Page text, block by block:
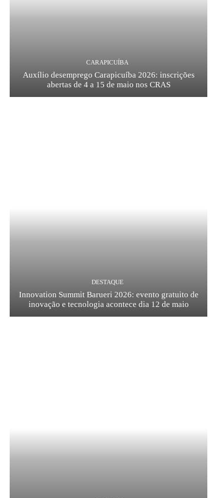
CARAPICUÍBA
Auxílio desemprego Carapicuíba 2026: inscrições
abertas de 4 a 15 de maio nos CRAS
DESTAQUE
Innovation Summit Barueri 2026: evento gratuito de
inovação e tecnologia acontece dia 12 de maio